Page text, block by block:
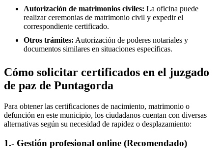
Autorización de matrimonios civiles: La oficina puede
realizar ceremonias de matrimonio civil y expedir el
correspondiente certificado.
Otros trámites: Autorización de poderes notariales y
documentos similares en situaciones específicas.
Cómo solicitar certificados en el juzgado
de paz de Puntagorda
Para obtener las certificaciones de nacimiento, matrimonio o
defunción en este municipio, los ciudadanos cuentan con diversas
alternativas según su necesidad de rapidez o desplazamiento:
1.- Gestión profesional online (Recomendado)